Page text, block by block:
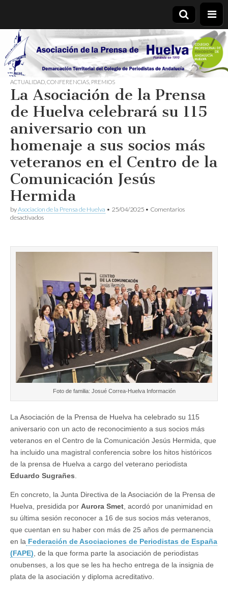
Asociación
de la
Prensa de
Huelva
ACTUALIDAD CONFERENCIAS PREMIOS
La Asociación de la Prensa
de Huelva celebrará su 115
aniversario con un
homenaje a sus socios más
veteranos en el Centro de la
Comunicación Jesús
Hermida
byAsociacion de la Prensa de Huelva • 25/04/2025 • Comentarios
desactivadosen
celebrará
su
115
aniversario
con
un
homenaje
a
sus
socios
más
veteranos
en
la
Comunicación
Jesús
Hermida
Foto de familia: Josué Correa-Huelva Información
La Asociación de la Prensa de Huelva ha celebrado su 115
aniversario con un acto de reconocimiento a sus socios más
veteranos en el Centro de la Comunicación Jesús Hermida, que
ha incluido una magistral conferencia sobre los hitos históricos
de la prensa de Huelva a cargo del veterano periodista
Eduardo Sugrañes.
En concreto, la Junta Directiva de la Asociación de la Prensa de
Huelva, presidida por Aurora Smet, acordó por unanimidad en
su última sesión reconocer a 16 de sus socios más veteranos,
que cuentan en su haber con más de 25 años de permanencia
en la Federación de Asociaciones de Periodistas de España
(FAPE), de la que forma parte la asociación de periodistas
onubenses, a los que se les ha hecho entrega de la insignia de
plata de la asociación y diploma acreditativo.